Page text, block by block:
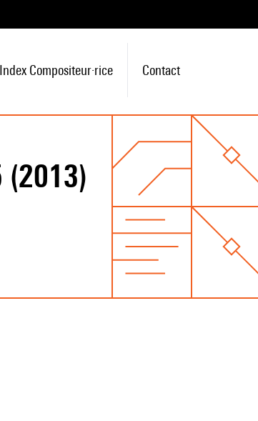
Index Compositeur·rice Contact
(2013)